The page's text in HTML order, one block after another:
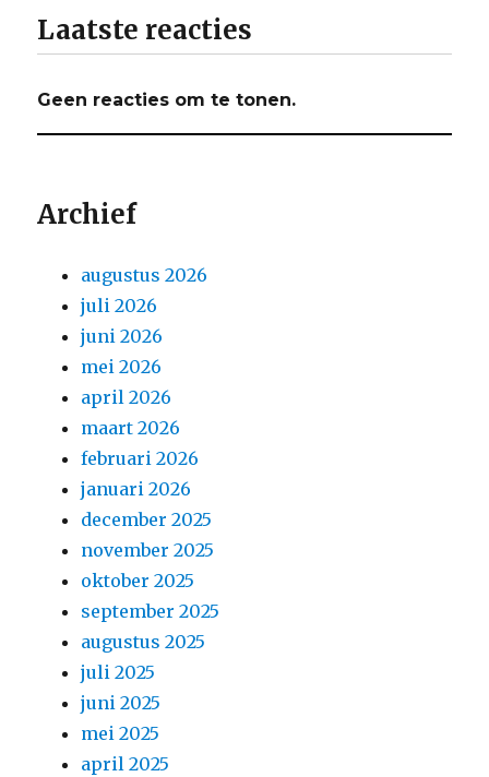
Laatste reacties
Geen reacties om te tonen.
Archief
augustus 2026
juli 2026
juni 2026
mei 2026
april 2026
maart 2026
februari 2026
januari 2026
december 2025
november 2025
oktober 2025
september 2025
augustus 2025
juli 2025
juni 2025
mei 2025
april 2025